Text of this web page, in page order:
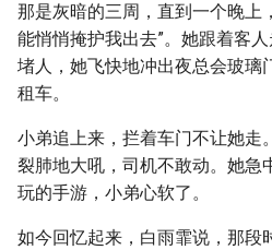
那是灰暗的三周，直到一个晚上
能悄悄掩护我出去”。她跟着客
堵人，她飞快地冲出夜总会玻璃
租车。
小弟追上来，拦着车门不让她走
裂肺地大吼，司机不敢动。她急
玩的手游，小弟心软了。
如今回忆起来，白雨霏说，那段